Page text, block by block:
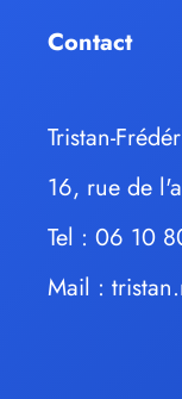
Contact
Tristan-
16, rue de
Tel : 06 10
Mail :